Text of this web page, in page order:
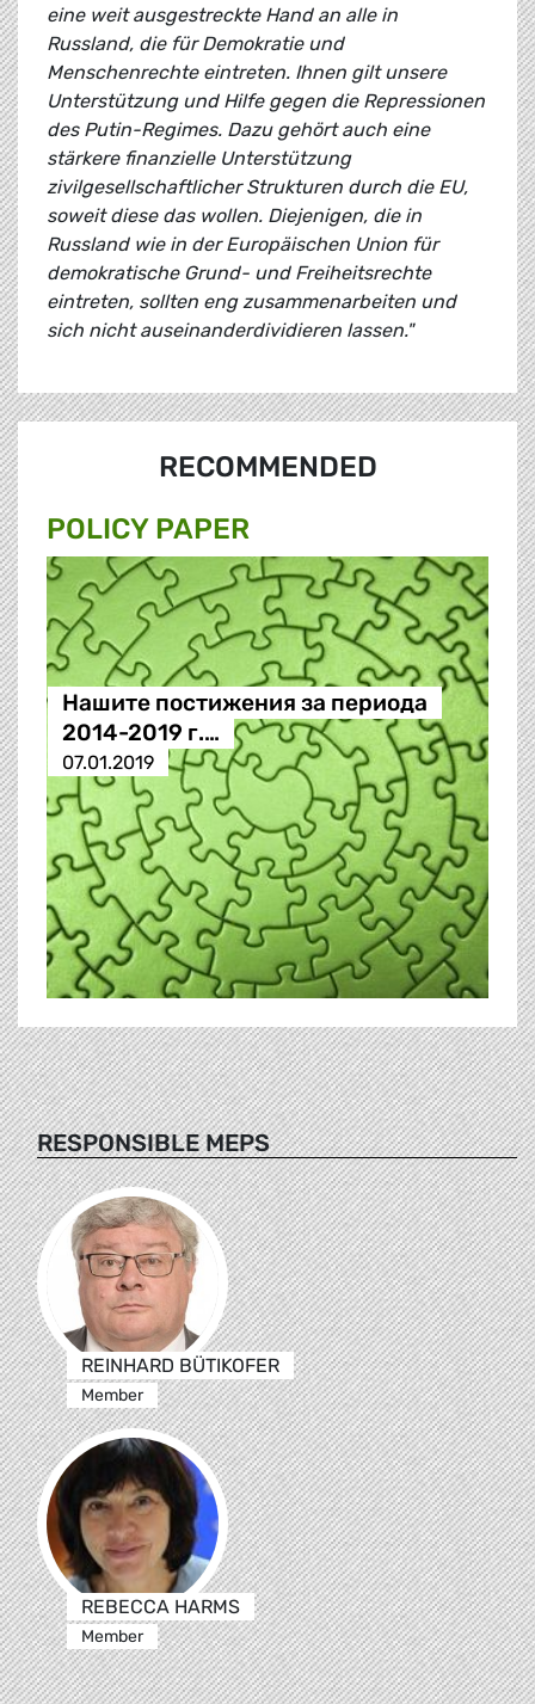
eine weit ausgestreckte Hand an alle in
Russland, die für Demokratie und
Menschenrechte eintreten. Ihnen gilt unsere
Unterstützung und Hilfe gegen die Repressionen
des Putin-Regimes. Dazu gehört auch eine
stärkere finanzielle Unterstützung
zivilgesellschaftlicher Strukturen durch die EU,
soweit diese das wollen. Diejenigen, die in
Russland wie in der Europäischen Union für
demokratische Grund- und Freiheitsrechte
eintreten, sollten eng zusammenarbeiten und
sich nicht auseinanderdividieren lassen."
RECOMMENDED
POLICY PAPER
Нашите постижения за периода
2014-2019 г.…
07.01.2019
RESPONSIBLE MEPS
REINHARD BÜTIKOFER
Member
REBECCA HARMS
Member